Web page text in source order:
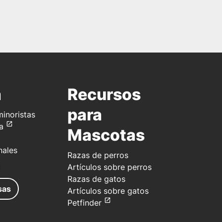
Recursos
para
Mascotas
Razas de perros
Artículos sobre perros
Razas de gatos
Artículos sobre gatos
Petfinder